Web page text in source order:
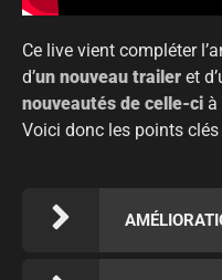
Ce live vient compléter
d’un nouveau trailer et
nouveautés de celle-ci à
Voici donc les points